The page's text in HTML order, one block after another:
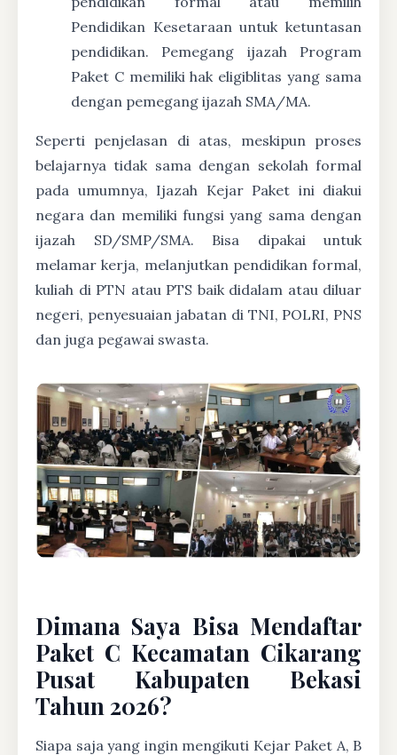
Pendidikan Kesetaraan untuk ketuntasan
pendidikan. Pemegang ijazah Program
Paket C memiliki hak eligiblitas yang sama
dengan pemegang ijazah SMA/MA.
Seperti penjelasan di atas, meskipun proses
belajarnya tidak sama dengan sekolah formal
pada umumnya, Ijazah Kejar Paket ini diakui
negara dan memiliki fungsi yang sama dengan
ijazah SD/SMP/SMA. Bisa dipakai untuk
melamar kerja, melanjutkan pendidikan formal,
kuliah di PTN atau PTS baik didalam atau diluar
negeri, penyesuaian jabatan di TNI, POLRI, PNS
dan juga pegawai swasta.
Dimana Saya Bisa Mendaftar
Paket C Kecamatan Cikarang
Pusat Kabupaten Bekasi
Tahun 2026?
Siapa saja yang ingin mengikuti Kejar Paket A, B